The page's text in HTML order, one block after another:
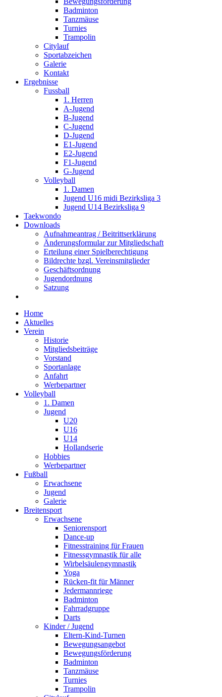
Badminton
Tanzmäuse
Turnies
Trampolin
Citylauf
Sportabzeichen
Galerie
Kontakt
Ergebnisse
Fussball
1. Herren
A-Jugend
B-Jugend
C-Jugend
D-Jugend
E1-Jugend
E2-Jugend
F1-Jugend
G-Jugend
Volleyball
1. Damen
Jugend U16 midi Bezirksliga 3
Jugend U14 Bezirksliga 9
Taekwondo
Downloads
Aufnahmeantrag / Beitrittserklärung
Änderungsformular zur Mitgliedschaft
Erteilung einer Spielberechtigung
Bildrechte bzgl. Vereinsmitglieder
Geschäftsordnung
Jugendordnung
Satzung
Home
Aktuelles
Verein
Historie
Mitgliedsbeiträge
Vorstand
Sportanlage
Anfahrt
Werbepartner
Volleyball
1. Damen
Jugend
U20
U16
U14
Hollandserie
Hobbies
Werbepartner
Fußball
Erwachsene
Jugend
Galerie
Breitensport
Erwachsene
Seniorensport
Dance-up
Fitnesstraining für Frauen
Fitnessgymnastik für alle
Wirbelsäulengymnastik
Yoga
Rücken-fit für Männer
Jedermannriege
Badminton
Fahrradgruppe
Darts
Kinder / Jugend
Eltern-Kind-Turnen
Bewegungsangebot
Bewegungsförderung
Badminton
Tanzmäuse
Turnies
Trampolin